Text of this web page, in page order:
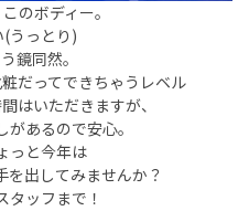
のボディー。
(うっとり)
鏡同然。
だってできちゃうレベル
はいただきますが、
あるので安心。
っと今年は
を出してみませんか？
タッフまで！